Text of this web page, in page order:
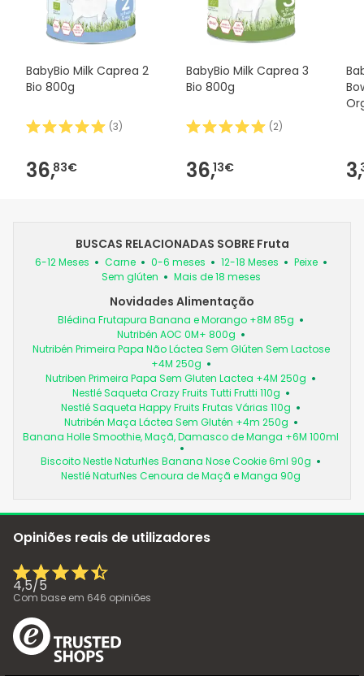
BabyBio Milk Caprea 2
Bio 800g
(3)
36,83€
BabyBio Milk Caprea 3
Bio 800g
(2)
36,13€ 3,
BUSCAS RELACIONADAS SOBRE Fruta
6-12 Meses Carne 0-6 meses 12-18 Meses
Peixe
Sem glúten
Mais de 18 meses
Novidades Alimentação
Blédina Frutapura Banana e Morango +8M 85g
Nutribén AOC 0M+ 800g
Nutribén Primeira Papa Não Láctea Sem Glúten Sem Lactose
+4M 250g
Nutriben Primeira Papa Sem Gluten Lactea +4M 250g
Nestlé Saqueta Crazy Fruits Tutti Frutti 110g
Nestlé Saqueta Happy Fruits Frutas Várias 110g
Nutribén Maça Láctea Sem Glutén +4m 250g
Banana Holle Smoothie, Maçã, Damasco de Manga +6M 100ml
Biscoito Nestle NaturNes Banana Nose Cookie 6ml 90g
Nestlé NaturNes Cenoura de Maçã e Manga 90g
Opiniões reais de utilizadores
4,5/5
Com base em 646 opiniões